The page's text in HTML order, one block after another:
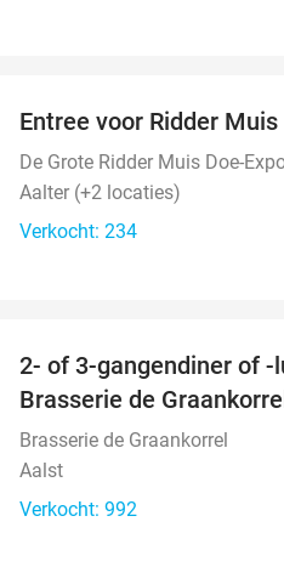
TODAY
Entree voor Ridder Muis
De Grote Ridder Muis Doe-
Aalter (+2 locaties)
Verkocht: 234
2- of 3-gangendiner of -
Brasserie de
Brasserie de Graankorrel
Aalst
Verkocht: 992